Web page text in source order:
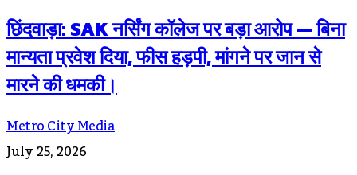
छिंदवाड़ा: SAK नर्सिंग कॉलेज पर बड़ा आरोप — बिना
मान्यता प्रवेश दिया, फीस हड़पी, मांगने पर जान से
मारने की धमकी।
Metro City Media
July 25, 2026